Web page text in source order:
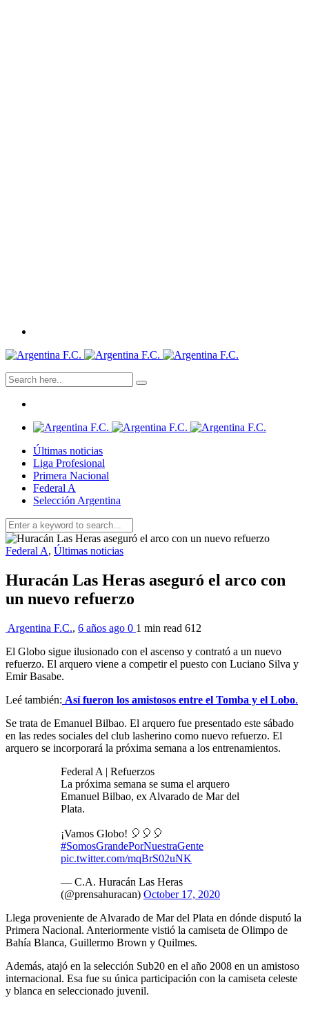
Últimas noticias
Liga Profesional
Primera Nacional
Federal A
Selección Argentina
Federal A, Últimas noticias
Huracán Las Heras aseguró el arco con
un nuevo refuerzo
Argentina F.C., 6 años ago 0 1 min read 612
El Globo sigue ilusionado con el ascenso y contrató a un nuevo
refuerzo. El arquero viene a competir el puesto con Luciano Silva y
Emir Basabe.
Leé también: Así fueron los amistosos entre el Tomba y el Lobo.
Se trata de Emanuel Bilbao. El arquero fue presentado este sábado
en las redes sociales del club lasherino como nuevo refuerzo. El
arquero se incorporará la próxima semana a los entrenamientos.
Federal A | Refuerzos
La próxima semana se suma el arquero
Emanuel Bilbao, ex Alvarado de Mar del
Plata.
¡Vamos Globo! 🎈🎈🎈
#SomosGrandePorNuestraGente
pic.twitter.com/mqBrS02uNK
— C.A. Huracán Las Heras
(@prensahuracan) October 17, 2020
Llega proveniente de Alvarado de Mar del Plata en dónde disputó la
Primera Nacional. Anteriormente vistió la camiseta de Olimpo de
Bahía Blanca, Guillermo Brown y Quilmes.
Además, atajó en la selección Sub20 en el año 2008 en un amistoso
internacional. Esa fue su única participación con la camiseta celeste
y blanca en seleccionado juvenil.